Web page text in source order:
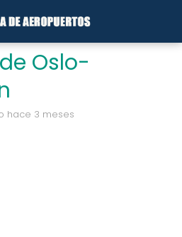
Oslo-
hace 3 meses